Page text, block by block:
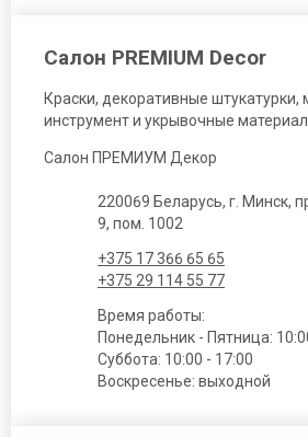
Салон PREMIUM Decor
Краски, декоративные штукатурки,
инструмент и укрывочные
Салон ПРЕМИУМ Декор
220069 Беларусь, г. Минск,
9, пом. 1002
+375 17 366 65 65
+375 29 114 55 77
Время работы:
Понедельник - Пятница:
Суббота: 10:00 - 17:00
Воскресенье: выходной